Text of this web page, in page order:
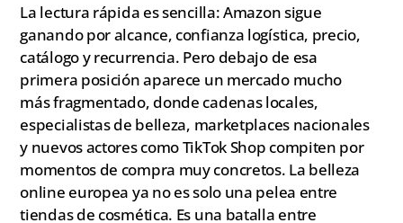
La lectura rápida es sencilla: Amazon sigue
ganando por alcance, confianza logística, precio,
catálogo y recurrencia. Pero debajo de esa
primera posición aparece un mercado mucho
más fragmentado, donde cadenas locales,
especialistas de belleza, marketplaces nacionales
y nuevos actores como TikTok Shop compiten por
momentos de compra muy concretos. La belleza
online europea ya no es solo una pelea entre
tiendas de cosmética. Es una batalla entre